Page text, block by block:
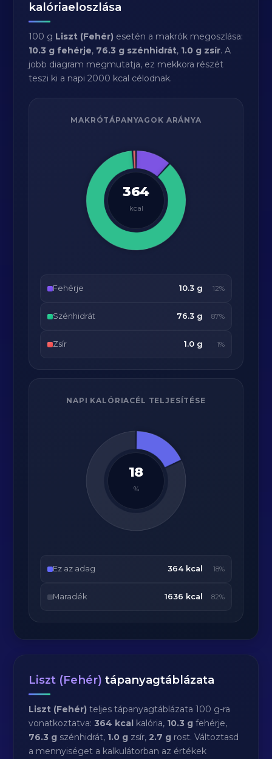
kalóriaeloszlása
100 g Liszt (Fehér) esetén a makrók megoszlása:
10.3 g fehérje, 76.3 g szénhidrát, 1.0 g zsír. A
jobb diagram megmutatja, ez mekkora részét
teszi ki a napi 2000 kcal célodnak.
MAKRÓTÁPANYAGOK ARÁNYA
364
kcal
Fehérje 10.3 g 12%
Szénhidrát 76.3 g 87%
Zsír 1.0 g 1%
NAPI KALÓRIACÉL TELJESÍTÉSE
18
%
Ez az adag 364 kcal 18%
Maradék 1636 kcal 82%
Liszt (Fehér) tápanyagtáblázata
Liszt (Fehér) teljes tápanyagtáblázata 100 g-ra
vonatkoztatva:364 kcal kalória, 10.3 g fehérje,
76.3 g szénhidrát, 1.0 g zsír,2.7 g rost. Változtasd
a mennyiséget a kalkulátorban az értékek